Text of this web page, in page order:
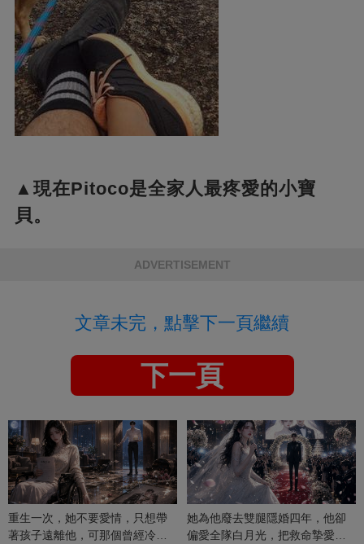
▲現在Pitoco是全家人最疼愛的小寶
貝。
ADVERTISEMENT
文章未完，點擊下一頁繼續
下一頁
重生一次，她不要愛情，只想帶
著孩子遠離他，可那個曾經冷漠
她為他廢去雙腿隱婚四年，他卻
偏愛全隊白月光，把救命摯愛當